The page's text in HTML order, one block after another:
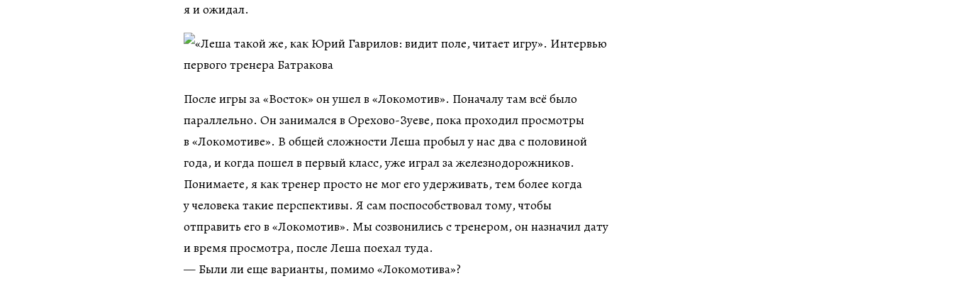
я и ожидал.
После игры за «Восток» он ушел в «Локомотив». Поначалу там всё было
параллельно. Он занимался в Орехово-Зуеве, пока проходил просмотры
в «Локомотиве». В общей сложности Леша пробыл у нас два с половиной
года, и когда пошел в первый класс, уже играл за железнодорожников.
Понимаете, я как тренер просто не мог его удерживать, тем более когда
у человека такие перспективы. Я сам поспособствовал тому, чтобы
отправить его в «Локомотив». Мы созвонились с тренером, он назначил дату
и время просмотра, после Леша поехал туда.
— Были ли еще варианты, помимо «Локомотива»?